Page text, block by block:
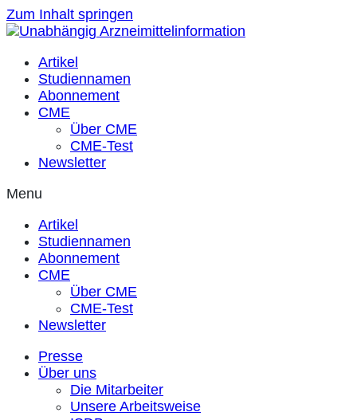
Zum Inhalt springen
Artikel
Studiennamen
Abonnement
CME
Über CME
CME-Test
Newsletter
Menu
Artikel
Studiennamen
Abonnement
CME
Über CME
CME-Test
Newsletter
Presse
Über uns
Die Mitarbeiter
Unsere Arbeitsweise